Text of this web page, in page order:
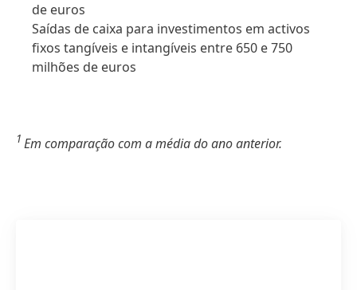
de euros
Saídas de caixa para investimentos em activos
fixos tangíveis e intangíveis entre 650 e 750
milhões de euros
1 Em comparação com a média do ano anterior.